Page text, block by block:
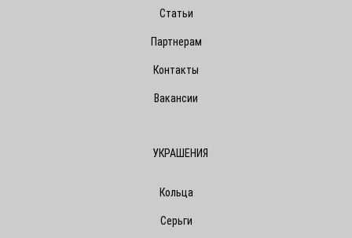
Статьи
Партнерам
Контакты
Вакансии
УКРАШЕНИЯ
Кольца
Серьги